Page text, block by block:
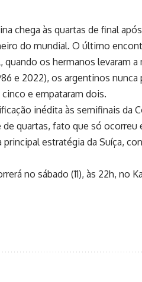
chega às quartas de final
do mundial. O último
os hermanos levaram a
e 2022), os argentinos
e empataram dois.
inédita às semifinais da
quartas, fato que só ocorreu
principal estratégia da Suíça,
no sábado (11), às 22h, no